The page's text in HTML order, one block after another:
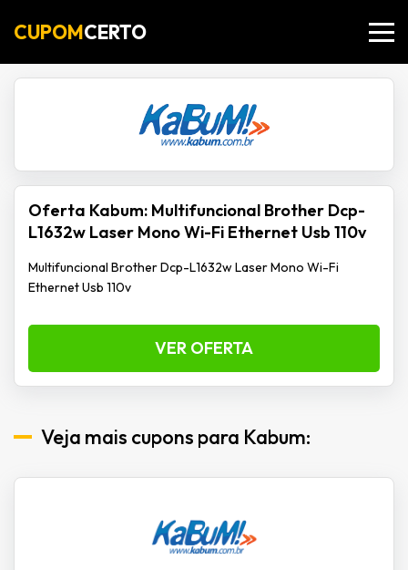
CUPOMCERTO
Oferta Kabum: Multifuncional Brother Dcp-
L1632w Laser Mono Wi-Fi Ethernet Usb 110v
Multifuncional Brother Dcp-L1632w Laser Mono Wi-Fi
Ethernet Usb 110v
VER OFERTA
Veja mais cupons para Kabum: